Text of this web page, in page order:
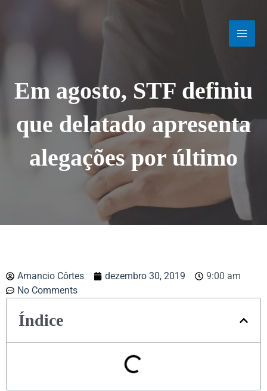
Em agosto, STF definiu
que delatado apresenta
alegações por último
Amancio Côrtes dezembro 30, 2019
9:00 am
No Comments
Índice